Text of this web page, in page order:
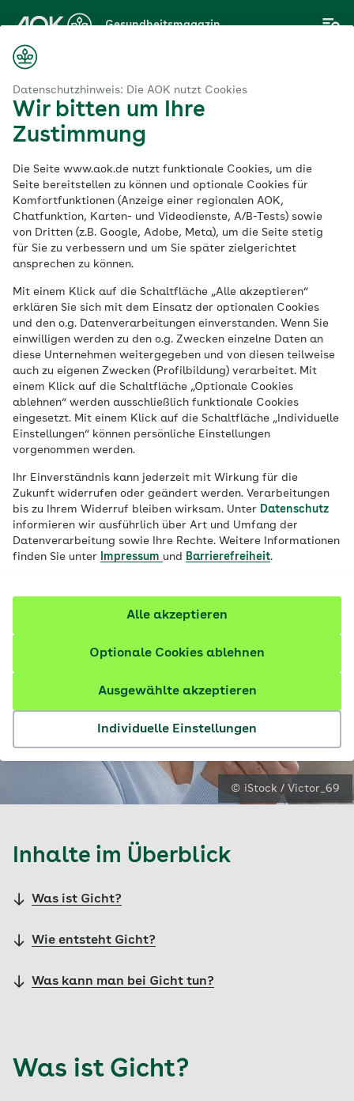
Datenschutzhinweis: Die AOK nutzt Cookies
Wir bitten um Ihre
Zustimmung
Die Seite www.aok.de nutzt funktionale Cookies, um die
Seite bereitstellen zu können und optionale Cookies für
Komfortfunktionen (Anzeige einer regionalen AOK,
Chatfunktion, Karten- und Videodienste, A/B-Tests) sowie
von Dritten (z.B. Google, Adobe, Meta), um die Seite stetig
für Sie zu verbessern und um Sie später zielgerichtet
ansprechen zu können.
Mit einem Klick auf die Schaltfläche „Alle akzeptieren“
erklären Sie sich mit dem Einsatz der optionalen Cookies
und den o.g. Datenverarbeitungen einverstanden. Wenn Sie
einwilligen werden zu den o.g. Zwecken einzelne Daten an
diese Unternehmen weitergegeben und von diesen teilweise
auch zu eigenen Zwecken (Profilbildung) verarbeitet. Mit
einem Klick auf die Schaltfläche „Optionale Cookies
ablehnen“ werden ausschließlich funktionale Cookies
eingesetzt. Mit einem Klick auf die Schaltfläche „Individuelle
Einstellungen“ können persönliche Einstellungen
vorgenommen werden.
Ihr Einverständnis kann jederzeit mit Wirkung für die
Zukunft widerrufen oder geändert werden. Verarbeitungen
bis zu Ihrem Widerruf bleiben wirksam. Unter Datenschutz
informieren wir ausführlich über Art und Umfang der
Datenverarbeitung sowie Ihre Rechte. Weitere Informationen
finden Sie unter
Impressum und Barrierefreiheit.
Individuelle Einstellungen
Ausgewählte akzeptieren
Optionale Cookies ablehnen
Alle akzeptieren
Hauptinhalt
springen
Gesundheitsmagazin
Gicht: Wenn zu viel
Harnsäure im Blut ist
Veröffentlicht am:
22.07.2021
aktualisiert am 04.09.2025
6 Minuten Lesedauer
Plötzliche Schmerzen, sich heiß anfühlende
Gelenke – diese Symptome spüren viele
Menschen bei einem Gichtanfall. Erfahren
Sie mehr über die Auslöser der Erkrankung
und wie Sie vorbeugen können.
Fachlich geprüft
© iStock / Victor_69
Inhalte im Überblick
Was ist Gicht?
Wie entsteht Gicht?
Was kann man bei Gicht tun?
Was ist Gicht?